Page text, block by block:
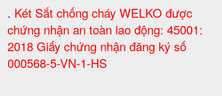
. Két Sắt chống cháy WELKO được
chứng nhận an toàn lao động: 45001:
2018 Giấy chứng nhận đăng ký số
000568-5-VN-1-HS